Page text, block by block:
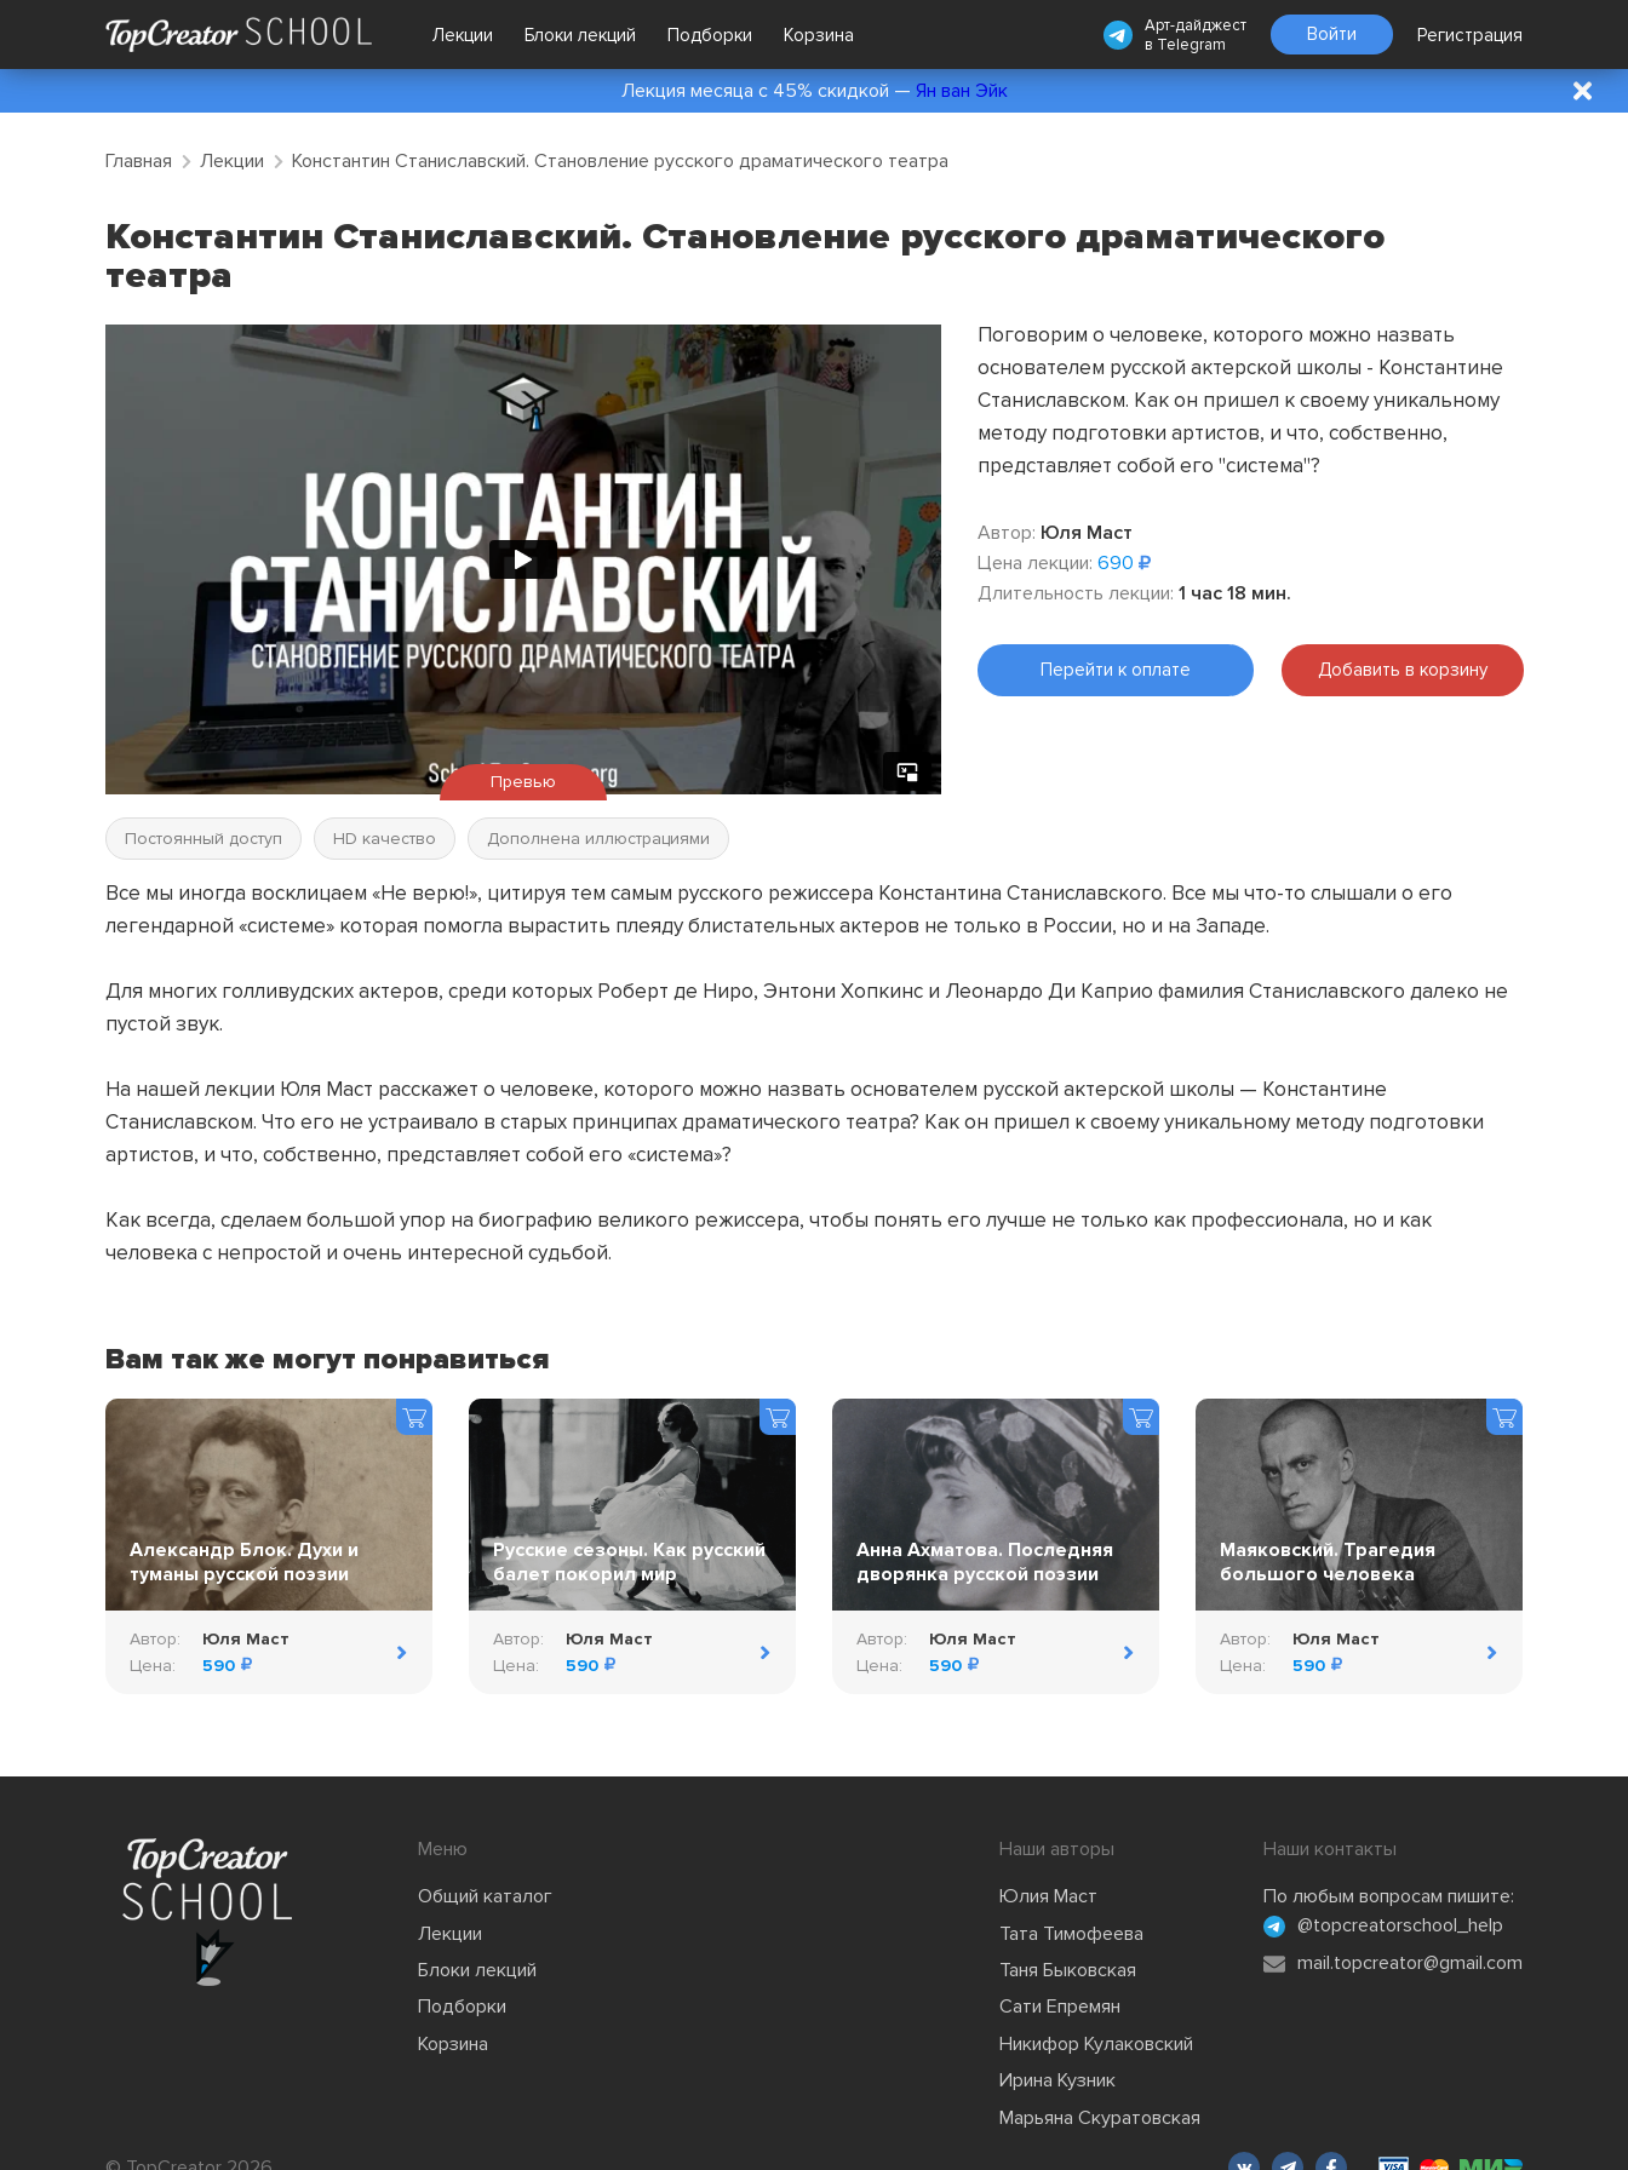
Лекции Блоки лекций Подборки Корзина
Арт-дайджест
в Telegram Войти Регистрация
Лекция месяца с 45% скидкой — Ян ван Эйк
Главная Лекции Константин Станиславский. Становление русского драматического театра
Константин Станиславский. Становление русского драматического
театра
Превью
Постоянный доступ HD качество Дополнена иллюстрациями
Поговорим о человеке, которого можно назвать
основателем русской актерской школы - Константине
Станиславском. Как он пришел к своему уникальному
методу подготовки артистов, и что, собственно,
представляет собой его "система"?
Автор: Юля Маст
Цена лекции: 690
Длительность лекции: 1 час 18 мин.
Перейти к оплате Добавить в корзину
Все мы иногда восклицаем «Не верю!», цитируя тем самым русского режиссера Константина Станиславского. Все мы что-то слышали о его
легендарной «системе» которая помогла вырастить плеяду блистательных актеров не только в России, но и на Западе.
Для многих голливудских актеров, среди которых Роберт де Ниро, Энтони Хопкинс и Леонардо Ди Каприо фамилия Станиславского далеко не
пустой звук.
На нашей лекции Юля Маст расскажет о человеке, которого можно назвать основателем русской актерской школы — Константине
Станиславском. Что его не устраивало в старых принципах драматического театра? Как он пришел к своему уникальному методу подготовки
артистов, и что, собственно, представляет собой его «система»?
Как всегда, сделаем большой упор на биографию великого режиссера, чтобы понять его лучше не только как профессионала, но и как
человека с непростой и очень интересной судьбой.
Вам так же могут понравиться
Александр Блок. Духи и
туманы русской поэзии
Автор:
Юля Маст
Цена:
590
Русские сезоны. Как русский
балет покорил мир
Автор:
Юля Маст
Цена:
590
Анна Ахматова. Последняя
дворянка русской поэзии
Автор:
Юля Маст
Цена:
590
Маяковский. Трагедия
большого человека
Автор:
Юля Маст
Цена:
590
Меню
Общий каталог
Лекции
Блоки лекций
Подборки
Корзина
Наши авторы
Юлия Маст
Тата Тимофеева
Таня Быковская
Сати Епремян
Никифор Кулаковский
Ирина Кузник
Марьяна Скуратовская
Наши контакты
По любым вопросам пишите:
@topcreatorschool_help
mail.topcreator@gmail.com